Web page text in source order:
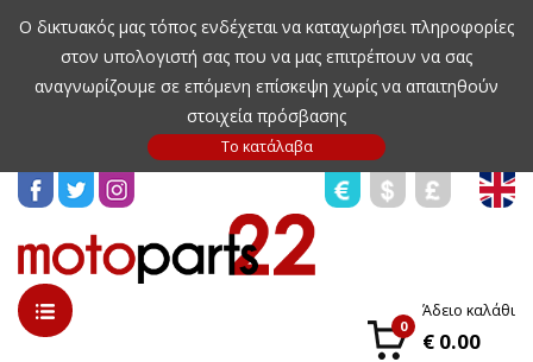
Ο δικτυακός μας τόπος ενδέχεται να καταχωρήσει πληροφορίες
στον υπολογιστή σας που να μας επιτρέπουν να σας
αναγνωρίζουμε σε επόμενη επίσκεψη χωρίς να απαιτηθούν
στοιχεία πρόσβασης
0
Άδειο καλάθι
€ 0.00